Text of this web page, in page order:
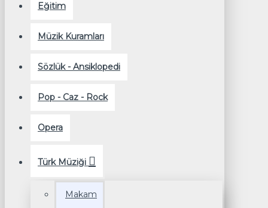
Eğitim
Müzik Kuramları
Sözlük - Ansiklopedi
Pop - Caz - Rock
Opera
Türk Müziği
Makam